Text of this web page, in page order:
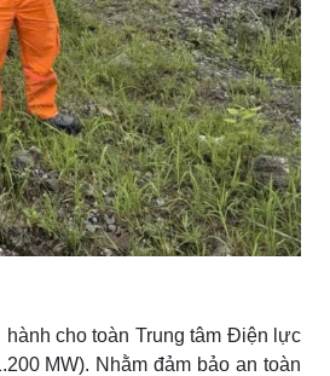
cho toàn Trung tâm Điện lực
MW). Nhằm đảm bảo an toàn